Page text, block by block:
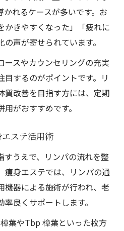
かれるケースが多いです。お
かきやすくなった」「疲れに
声が寄せられています。
ースやカウンセリングの充実
するのがポイントです。リ
質改善を目指す方には、定期
がおすすめです。
ステ活用術
すうえで、リンパの流れを整
痩身エステでは、リンパの通
機器による施術が行われ、老
良くサポートします。
葉やTbp 樟葉といった枚方